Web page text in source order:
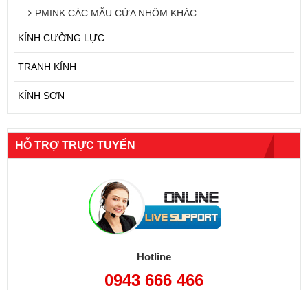
PMINK CÁC MẪU CỬA NHÔM KHÁC
KÍNH CƯỜNG LỰC
TRANH KÍNH
KÍNH SƠN
HỖ TRỢ TRỰC TUYẾN
Hotline
0943 666 466